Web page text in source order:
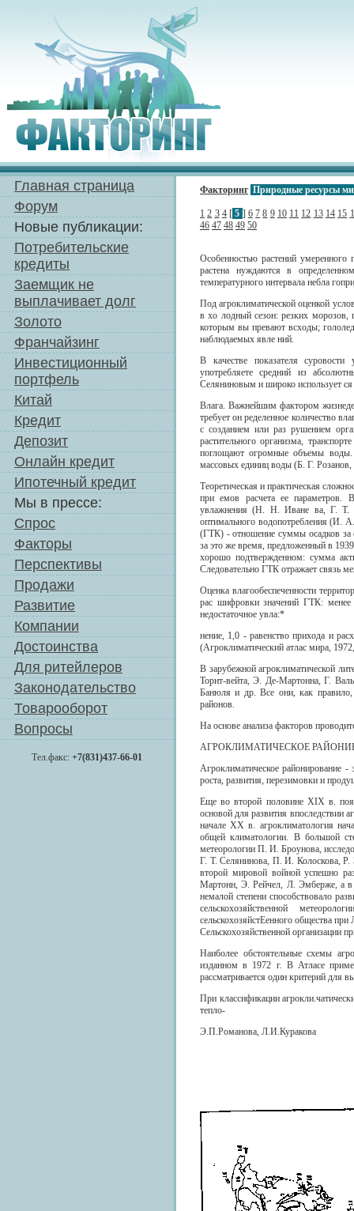
Главная страница
Форум
Новые публикации:
Потребительские
кредиты
Заемщик не
выплачивает долг
Золото
Франчайзинг
Инвестиционный
портфель
Китай
Кредит
Депозит
Онлайн кредит
Ипотечный кредит
Мы в прессе:
Спрос
Факторы
Перспективы
Продажи
Развитие
Компании
Достоинства
Для ритейлеров
Законодательство
Товарооборот
Вопросы
Тел.факс: +7(831)437-66-01
Факторинг Природные ресурсы
1 2 3 4[ 5 ] 6 7 8 9 10 11 12 13 14 15
46 47 48 49 50
Особенностью растений
растена нуждаются в
температурного интервала небла
Под агроклиматической оценкой
в хо лодный сезон: резких морозов,
которым вы превают всходы;
наблюдаемых явле ний.
В качестве показателя
употребляете средний из
Селяниновым и широко использует ся
Влага. Важнейшим фактором
требует он ределенное количество
с созданием или раз рушением
растительного организма,
поглощают огромные объемы воды.
массовых единиц воды (Б. Г. Розанов,
Теоретическая и практическая
при емов расчета ее параметров. В
увлажнения (Н. Н. Иване ва, Г.
оптимального водопотребления (И.
(ГТК) - отношение суммы осадков за
за это же время, предложенный в
хорошо подтвержденном: сумма
Следовательно ГТК отражает связь
Оценка влагообеспеченности
рас шифровки значений ГТК:
недостаточное увла:*
нение, 1,0 - равенство прихода и
(Агроклиматический атлас мира,
В зарубежной агроклиматической
Торнт-вейта, Э. Де-Мартонна, Г.
Банюля и др. Все они, как
районов.
На основе анализа факторов
АГРОКЛИМАТИЧЕСКОЕ
Агроклиматическое районирование
роста, развития, перезимовки и
Еще во второй половине XIX в.
основой для развития впоследствии
начале XX в. агроклиматология
общей климатологии. В большой
метеорологии П. И. Броунова,
Г. Т. Селянинова, П. И. Колоскова,
второй мировой войной успешно
Мартонн, Э. Рейчел, Л. Эмберже, а
немалой степени способствовало
сельскохозяйственной
сельскохозяйстЕенного общества
Сельскохозяйственной организации
Наиболее обстоятельные схемы
изданном в 1972 г. В Атласе
рассматривается один критерий для
При классификации
тепло-
Э.П.Романова, Л.И.Куракова